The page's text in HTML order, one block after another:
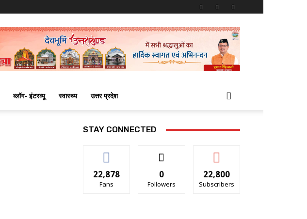
ब्लॉग- इंटरव्यू स्वास्थ्य उत्तर प्रदेश
STAY CONNECTED
22,878
Fans
0
Followers
22,800
Subscribers